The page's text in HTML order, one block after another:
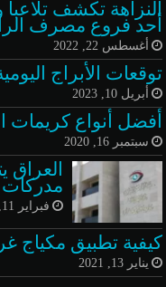
أحد فروع مصرف
أغسطس 22, 2022
توقعات الأبراج اليومية 10
أبريل 10, 2023
أفضل أنواع كريمات
سبتمبر 16, 2020
مدركات
فبراير 11, 2026
كيفية تطبيق مكياج
يناير 13, 2021